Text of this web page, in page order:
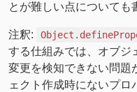
とが難しい点についても
注釈:
する仕組みでは、オブジ
変更を検知できない問題
ェクト作成時にないプ